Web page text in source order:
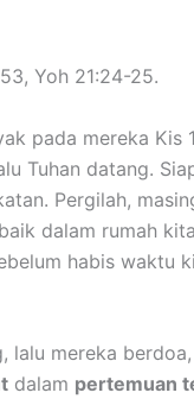
Yoh 21:24-25.
pada mereka
Tuhan datang.
Pergilah,
dalam rumah
habis waktu
lalu mereka
dalam pertemuan